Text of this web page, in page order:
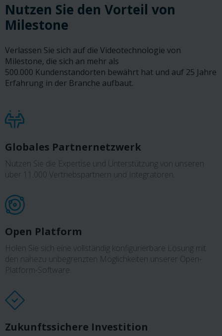
Nutzen Sie den Vorteil von
Milestone
Verlassen Sie sich auf die Videotechnologie von
Milestone, die sich an mehr als
500.000 Kundenstandorten bewährt hat und auf 25 Jahre
Erfahrung in der Branche aufbaut.
Globales Partnernetzwerk
Nutzen Sie die Expertise und Unterstützung von unseren
über 11.000 Vertriebspartnern und Integratoren.
Open Platform
Holen Sie sich eine vollständig konfigurierbare Lösung mit
den nahezu unbegrenzten Möglichkeiten unserer Open-
Platform-Software.
Zukunftssichere Investition